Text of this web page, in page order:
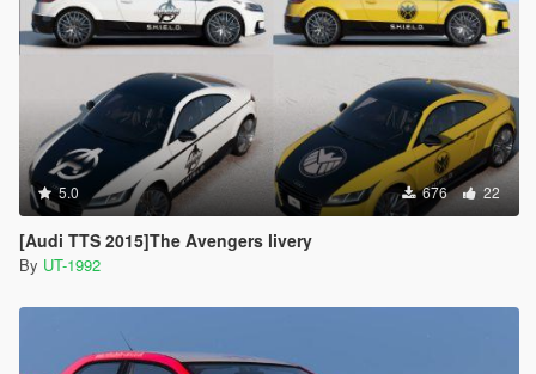
5.0 676 22
[Audi TTS 2015]The Avengers livery
By UT-1992